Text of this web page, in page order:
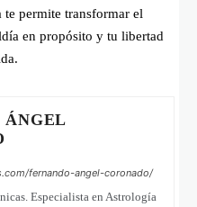
te permite transformar el
en propósito y tu libertad
ÁNGEL
fernando-angel-coronado/
Especialista en Astrología